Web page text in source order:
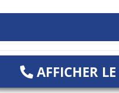
AFFICHER